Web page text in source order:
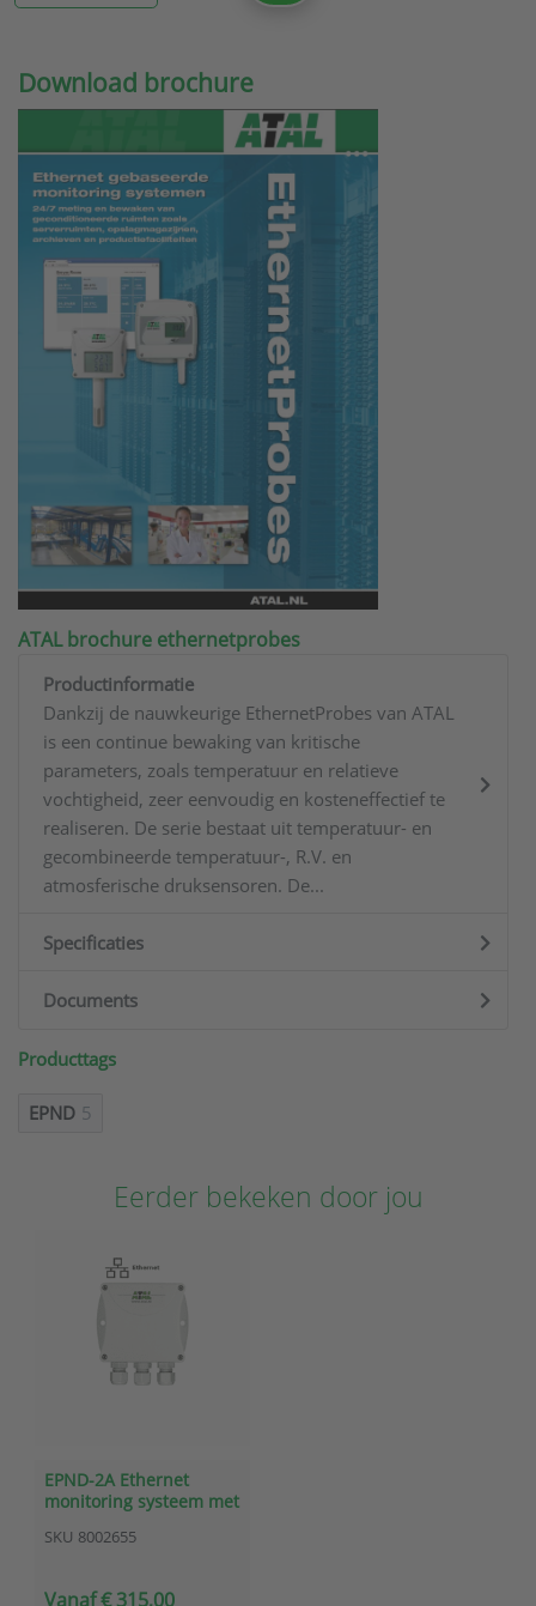
Download brochure
ATAL brochure ethernetprobes
Productinformatie
Dankzij de nauwkeurige EthernetProbes van ATAL
is een continue bewaking van kritische
parameters, zoals temperatuur en relatieve
vochtigheid, zeer eenvoudig en kosteneffectief te
realiseren. De serie bestaat uit temperatuur- en
gecombineerde temperatuur-, R.V. en
atmosferische druksensoren. De...
Specificaties
Documents
Producttags
EPND 5
Eerder bekeken door jou
EPND-2A Ethernet
monitoring systeem met
processignalen
SKU 8002655
Vanaf € 315,00